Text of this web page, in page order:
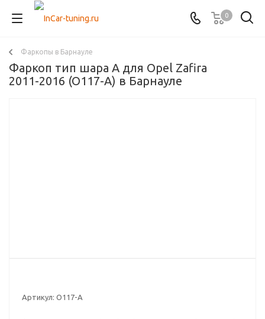
0
Фаркопы в Барнауле
Фаркоп тип шара A для Opel Zafira
2011-2016 (O117-A) в Барнауле
Артикул: O117-A